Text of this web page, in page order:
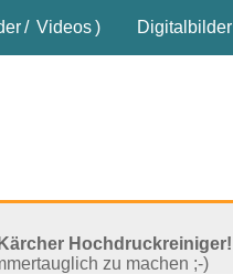
/ Videos) Digitalbilder
Kärcher Hochdruckreiniger!
zu machen ;-)